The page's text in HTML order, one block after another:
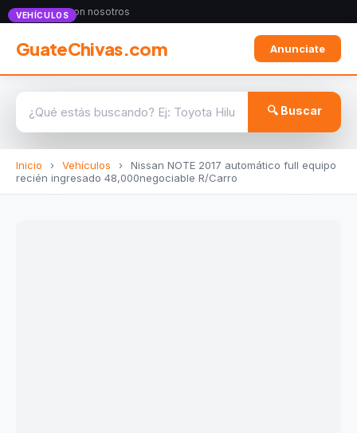
Anunciate con nosotros
GuateChivas.com Anunciate
🔍 Buscar
Inicio › Vehículos ›
Nissan NOTE 2017 automático full equipo
recién ingresado 48,000negociable R/Carro
VEHÍCULOS